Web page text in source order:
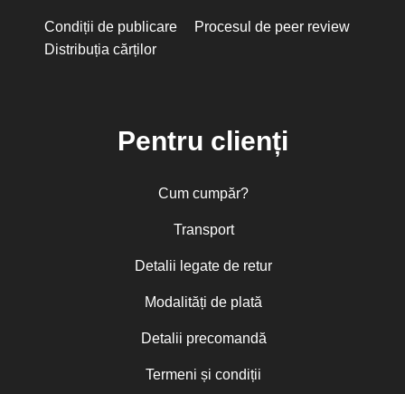
Condiții de publicare
Procesul de peer review
Distribuția cărților
Pentru clienți
Cum cumpăr?
Transport
Detalii legate de retur
Modalități de plată
Detalii precomandă
Termeni și condiții